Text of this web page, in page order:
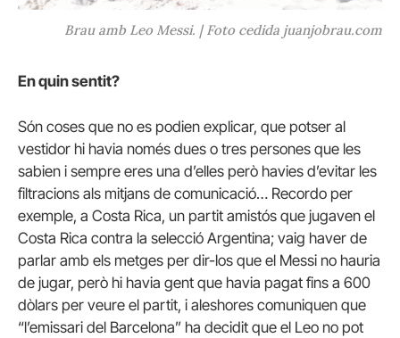
Brau amb Leo Messi. | Foto cedida juanjobrau.com
En quin sentit?
Són coses que no es podien explicar, que potser al
vestidor hi havia només dues o tres persones que les
sabien i sempre eres una d’elles però havies d’evitar les
filtracions als mitjans de comunicació… Recordo per
exemple, a Costa Rica, un partit amistós que jugaven el
Costa Rica contra la selecció Argentina; vaig haver de
parlar amb els metges per dir-los que el Messi no hauria
de jugar, però hi havia gent que havia pagat fins a 600
dòlars per veure el partit, i aleshores comuniquen que
“l’emissari del Barcelona” ha decidit que el Leo no pot